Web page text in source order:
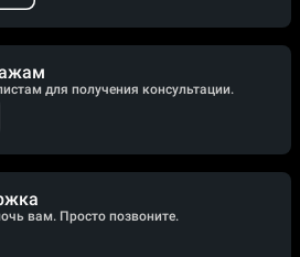
для получения консультации.
вам. Просто позвоните.